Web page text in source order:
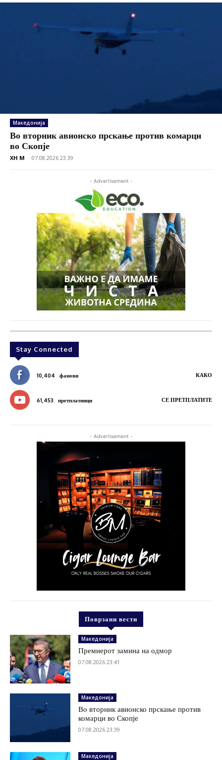
Македонија
Во вторник авионско прскање против комарци
во Скопје
XH M - 07.08.2026 23:39
- Advertisement -
Stay Connected
10,404 фанови КАКО
61,453 претплатници СЕ ПРЕТПЛАТИТЕ
- Advertisement -
Поврзани вести
Македонија
Премиерот замина на одмор
07.08.2026 23:41
Македонија
Во вторник авионско прскање против
комарци во Скопје
07.08.2026 23:39
Македонија